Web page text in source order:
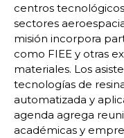
centros
sectores
misión incorpora
como FIEE y otras
materiales. Los
tecnologías de
automatizada y
agenda agrega
académicas y